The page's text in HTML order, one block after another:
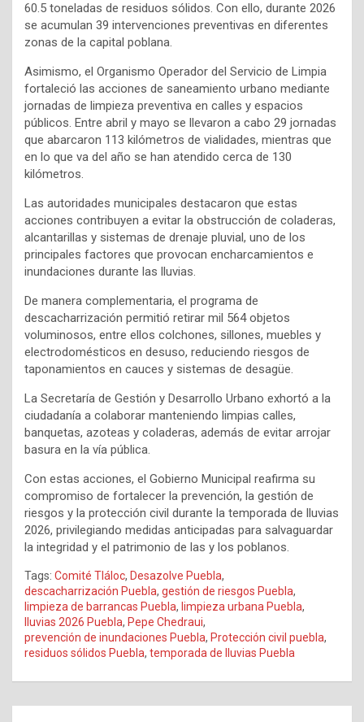
60.5 toneladas de residuos sólidos. Con ello, durante 2026
se acumulan 39 intervenciones preventivas en diferentes
zonas de la capital poblana.
Asimismo, el Organismo Operador del Servicio de Limpia
fortaleció las acciones de saneamiento urbano mediante
jornadas de limpieza preventiva en calles y espacios
públicos. Entre abril y mayo se llevaron a cabo 29 jornadas
que abarcaron 113 kilómetros de vialidades, mientras que
en lo que va del año se han atendido cerca de 130
kilómetros.
Las autoridades municipales destacaron que estas
acciones contribuyen a evitar la obstrucción de coladeras,
alcantarillas y sistemas de drenaje pluvial, uno de los
principales factores que provocan encharcamientos e
inundaciones durante las lluvias.
De manera complementaria, el programa de
descacharrización permitió retirar mil 564 objetos
voluminosos, entre ellos colchones, sillones, muebles y
electrodomésticos en desuso, reduciendo riesgos de
taponamientos en cauces y sistemas de desagüe.
La Secretaría de Gestión y Desarrollo Urbano exhortó a la
ciudadanía a colaborar manteniendo limpias calles,
banquetas, azoteas y coladeras, además de evitar arrojar
basura en la vía pública.
Con estas acciones, el Gobierno Municipal reafirma su
compromiso de fortalecer la prevención, la gestión de
riesgos y la protección civil durante la temporada de lluvias
2026, privilegiando medidas anticipadas para salvaguardar
la integridad y el patrimonio de las y los poblanos.
Tags: Comité Tláloc, Desazolve Puebla,
descacharrización Puebla, gestión de riesgos Puebla,
limpieza de barrancas Puebla, limpieza urbana Puebla,
lluvias 2026 Puebla, Pepe Chedraui,
prevención de inundaciones Puebla, Protección civil puebla,
residuos sólidos Puebla, temporada de lluvias Puebla